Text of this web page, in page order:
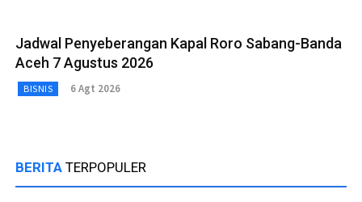
Jadwal Penyeberangan Kapal Roro Sabang-Banda
Aceh 7 Agustus 2026
BISNIS 6 Agt 2026
BERITA TERPOPULER